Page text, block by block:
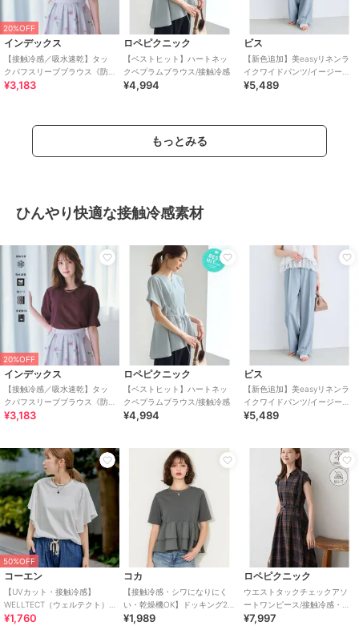
20%OFF
インデックス
【接触冷感／吸水速乾】タッ
クパフスリーブブラウス《防
シワ／洗濯機OK／XS～3L／
¥3,183
ロペピクニック
【ベストヒット】ハートネッ
クペプラムブラウス/接触冷感
¥4,994
ビス
【新色追加】美easyリネンラ
イクワイドパンツ/イージーケ
ア・接触冷感・セットアップ
¥5,489
もっとみる
ひんやり快適な接触冷感素材
20%OFF
インデックス
【接触冷感／吸水速乾】タッ
クパフスリーブブラウス《防
シワ／洗濯機OK／XS～3L／
¥3,183
ロペピクニック
【ベストヒット】ハートネッ
クペプラムブラウス/接触冷感
¥4,994
ビス
【新色追加】美easyリネンラ
イクワイドパンツ/イージーケ
ア・接触冷感・セットアップ
¥5,489
50%OFF
コーエン
【UVカット・接触冷感】
WELLTECT（ウェルテクト）
USAコットン フレアスリーブ
¥1,760
コカ
【接触冷感・シワになりにく
い・乾燥機OK】ドッキング2
段フリルTシャツ 全2色
¥1,989
ロペピクニック
ウエストタックチェックアソ
ートワンピース/接触冷感・防
シワ・リンクコーデ
¥7,997